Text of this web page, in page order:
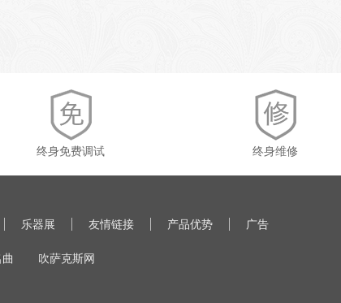
终身免费调试 终身维修
乐器展 友情链接 产品优势 广告
吹萨克斯网